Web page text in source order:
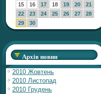
15
16 17 18 19 20
21
22
23 24 25 26 27
28
29
30
Архів новин
2010 Жовтень
2010 Листопад
2010 Грудень